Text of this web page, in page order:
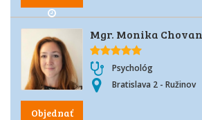
Objednať
Mgr. Monika
Psychológ
Bratislava 2 - Ružinov